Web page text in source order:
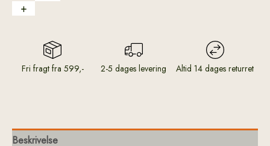
+
Fri fragt fra 599,- 2-5 dages levering Altid 14 dages returret
Beskrivelse